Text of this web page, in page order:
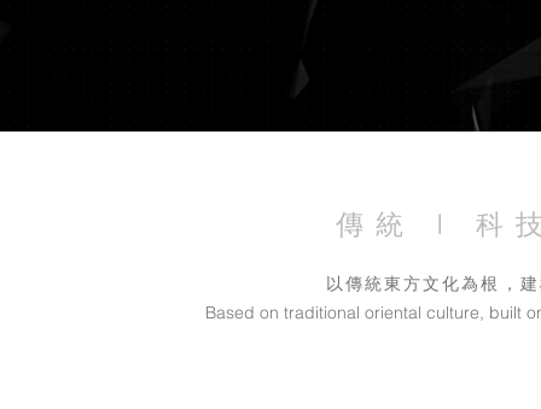
傳統 I 科
以傳統東方文化為根，
Based on traditional oriental culture, built